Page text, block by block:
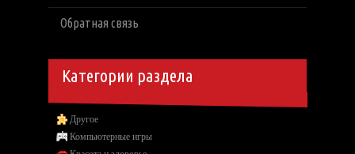
Обратная связь
Категории раздела
Другое
Компьютерные игры